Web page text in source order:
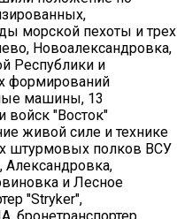
морской пехоты и трех
Новоалександровка,
Республики и
формирований
машины, 13
войск "Восток"
живой силе и технике
штурмовых полков ВСУ
и Лесное
"Stryker",